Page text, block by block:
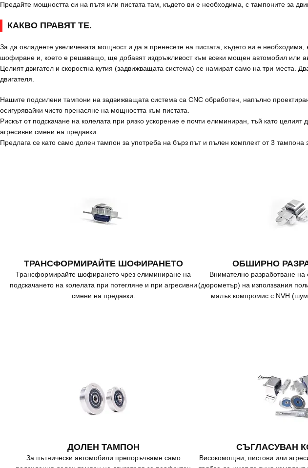
Предайте мощността си на пътя или пистата там, където ви е необходима, с тампоните за
КАКВО ПРАВЯТ ТЕ.
За да овладеете увеличената мощност и да я пренесете на пистата, където ви е
шофиране и, което е решаващо, ще добавят издръжливост към всеки мощен автомобил или
Целият двигател и скоростна кутия (задвижващата система) се намират само на три места.
двигателя.
Нашите подсилени тампони на задвижващата система са CNC обработен, напълно
осигурявайки чисто пренасяне на мощността към пистата.
Рискът от подскачане на колелата при рязко ускорение е почти елиминиран, тъй като
агресивни смени на предавки.
Предлага се като само долен тампон за употреба на бърз път и пълен комплект от 3
ТРАНСФОРМИРАЙТЕ ШОФИРАНЕТО
Трансформирайте шофирането чрез елиминиране на
подскачането на колелата при потегляне и при агресивни
смени на предавки.
ОБШИРНО
Внимателно разработване на
(дюрометър) на използвания
малък компромис с NVH
ДОЛЕН ТАМПОН
За пътнически автомобили препоръчваме само
СЪГЛАСУВАН
Високомощни, пистови или